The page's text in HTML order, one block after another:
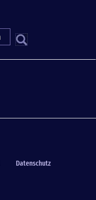
S
Datenschutz